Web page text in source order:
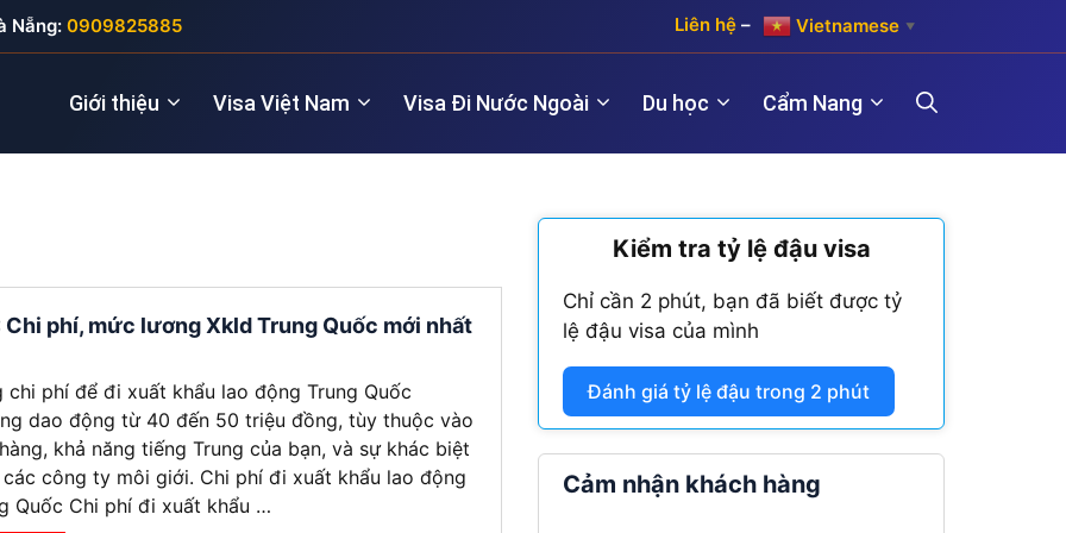
Liên hệ – Vietnamese ▼
Nẵng: 0909825885
Giới thiệu Visa Việt Nam
Cho chuyên gia
Thăm thân (3 năm)
Hợp pháp hóa lãnh sự Hàn Quốc
Hợp pháp hóa lãnh sự Trung Quốc
Visa Đi Nước Ngoài
Visa Pháp
Visa Ý (Italya)
Visa Maroc
Visa Nam Phi
Visa Algeria
Du học Cẩm Nang
phí, mức lương Xkld Trung Quốc mới nhất
chi phí để đi xuất khẩu lao động Trung Quốc
dao động từ 40 đến 50 triệu đồng, tùy thuộc vào
khả năng tiếng Trung của bạn, và sự khác biệt
công ty môi giới. Chi phí đi xuất khẩu lao động
Quốc Chi phí đi xuất khẩu …
Kiểm tra tỷ lệ đậu visa
Chỉ cần 2 phút, bạn đã biết được tỷ
lệ đậu visa của mình
Đánh giá tỷ lệ đậu trong 2 phút
Cảm nhận khách hàng